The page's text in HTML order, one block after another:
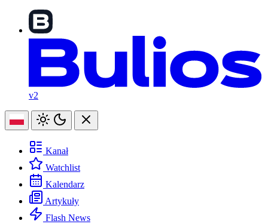
v2
Kanał
Watchlist
Kalendarz
Artykuły
Flash News